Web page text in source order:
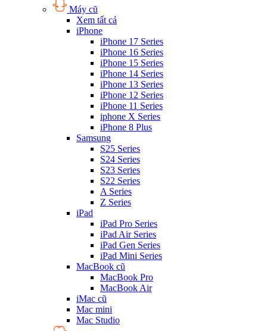
Máy cũ
Xem tất cả
iPhone
iPhone 17 Series
iPhone 16 Series
iPhone 15 Series
iPhone 14 Series
iPhone 13 Series
iPhone 12 Series
iPhone 11 Series
iphone X Series
iPhone 8 Plus
Samsung
S25 Series
S24 Series
S23 Series
S22 Series
A Series
Z Series
iPad
iPad Pro Series
iPad Air Series
iPad Gen Series
iPad Mini Series
MacBook cũ
MacBook Pro
MacBook Air
iMac cũ
Mac mini
Mac Studio